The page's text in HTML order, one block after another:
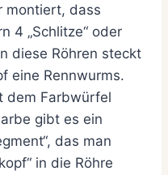
montiert, dass
4 „Schlitze“ oder
diese Röhren steckt
eine Rennwurms.
dem Farbwürfel
gibt es ein
das man
in die Röhre